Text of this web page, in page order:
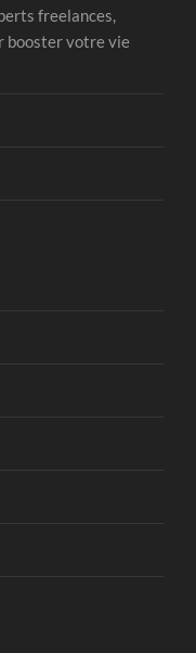
freelances,
booster votre vie